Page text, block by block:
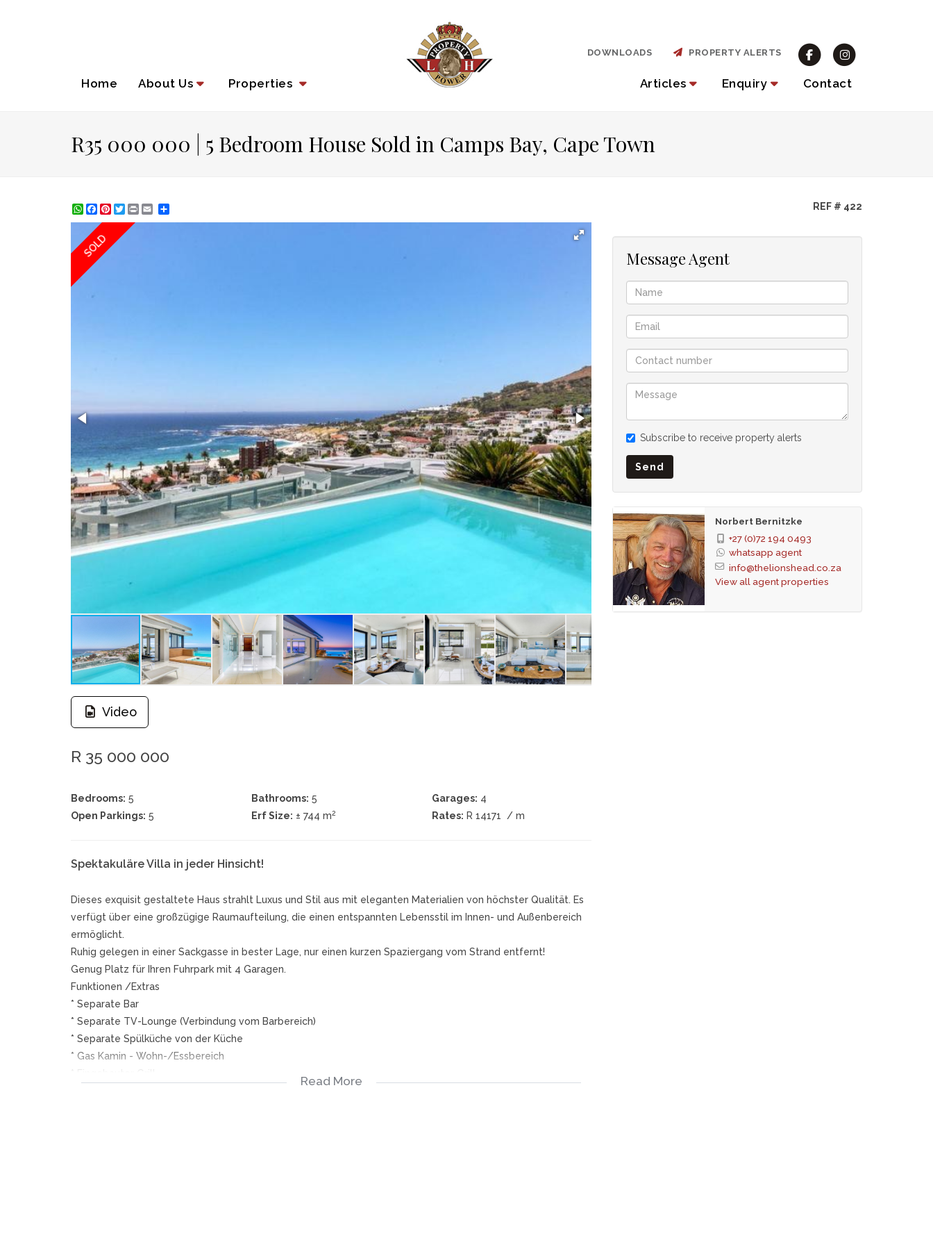
Home About Us Properties Articles Enquiry Contact
DOWNLOADS PROPERTY ALERTS
R35 000 000 | 5 Bedroom House Sold in Camps Bay, Cape Town
WhatsApp
Facebook
Pinterest
Twitter
Print REF # 422
SOLD
Video
R 35 000 000
Bedrooms: 5 Bathrooms: 5 Garages: 4
Open Parkings: 5 Erf Size: ± 744 m2 Rates: R 14171 / m
Spektakuläre Villa in jeder Hinsicht!
Dieses exquisit gestaltete Haus strahlt Luxus und Stil aus mit eleganten Materialien von höchster Qualität. Es
verfügt über eine großzügige Raumaufteilung, die einen entspannten Lebensstil im Innen- und Außenbereich
ermöglicht.
Ruhig gelegen in einer Sackgasse in bester Lage, nur einen kurzen Spaziergang vom Strand entfernt!
Genug Platz für Ihren Fuhrpark mit 4 Garagen.
Funktionen /Extras
* Separate Bar
* Separate TV-Lounge (Verbindung vom Barbereich)
* Separate Spülküche von der Küche
* Gas Kamin - Wohn-/Essbereich
Read More
Message Agent
Subscribe to receive property alerts
Send
Norbert Bernitzke
+27 (0)72 194 0493
whatsapp agent
info@thelionshead.co.za
View all agent properties